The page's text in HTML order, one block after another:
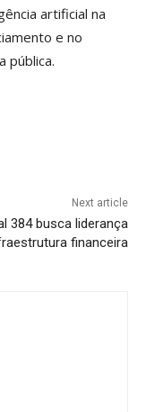
artificial na
e no
pública.
Next article
384 busca liderança
financeira